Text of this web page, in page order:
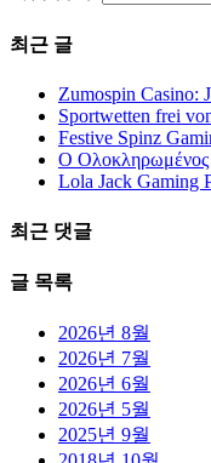
최근 글
Zumospin Casino:
Sportwetten frei
Festive Spinz
Ο Ολοκληρωμένος
Lola Jack Gaming
최근 댓글
글 목록
2026년 8월
2026년 7월
2026년 6월
2026년 5월
2025년 9월